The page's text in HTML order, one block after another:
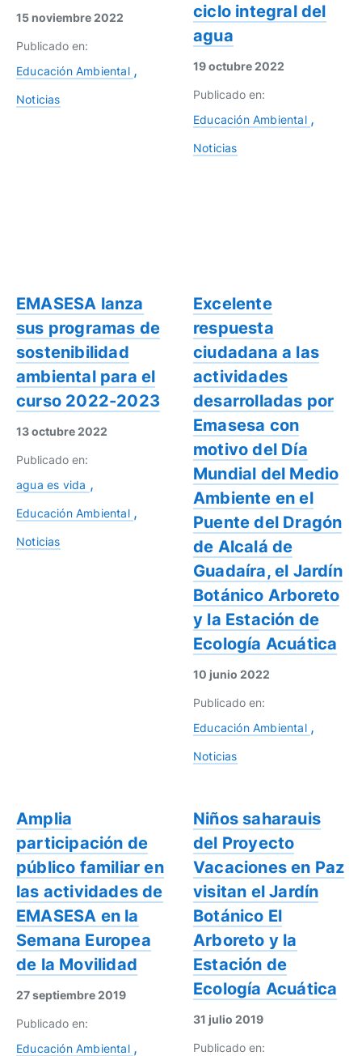
15 noviembre 2022
Publicado en:
Educación Ambiental
Noticias
ciclo integral del
agua
19 octubre 2022
Publicado en:
Educación Ambiental
Noticias
EMASESA lanza
sus programas de
sostenibilidad
ambiental para el
curso 2022-2023
13 octubre 2022
Publicado en:
agua es vida
Educación Ambiental
Noticias
Excelente
respuesta
ciudadana a las
actividades
desarrolladas por
Emasesa con
motivo del Día
Mundial del Medio
Ambiente en el
Puente del Dragón
de Alcalá de
Guadaíra, el Jardín
Botánico Arboreto
y la Estación de
Ecología Acuática
10 junio 2022
Publicado en:
Educación Ambiental
Noticias
Amplia
participación de
público familiar en
las actividades de
EMASESA en la
Semana Europea
de la Movilidad
27 septiembre 2019
Publicado en:
Educación Ambiental
Niños saharauis
del Proyecto
Vacaciones en Paz
visitan el Jardín
Botánico El
Arboreto y la
Estación de
Ecología Acuática
31 julio 2019
Publicado en: